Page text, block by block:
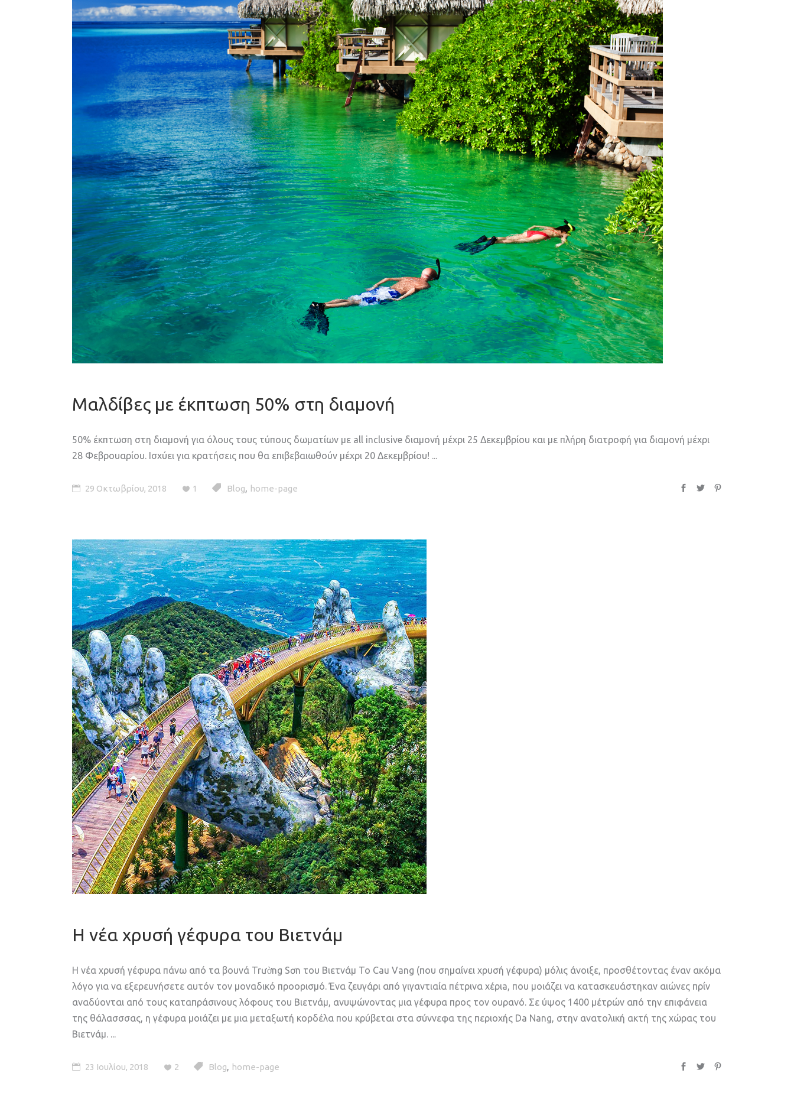
Μαλδίβες με έκπτωση 50% στη διαμονή
50% έκπτωση στη διαμονή για όλους τους τύπους δωματίων με all inclusive διαμονή μέχρι 25 Δεκεμβρίου και με πλήρη διατροφή για διαμονή μέχρι
28 Φεβρουαρίου. Ισχύει για κρατήσεις που θα επιβεβαιωθούν μέχρι 20 Δεκεμβρίου!
29 Οκτωβρίου, 2018 1 Blog, home-page
Η νέα χρυσή γέφυρα του Βιετνάμ
Η νέα χρυσή γέφυρα πάνω από τα βουνά Trường Sơn του Βιετνάμ Το Cau Vang (που σημαίνει χρυσή γέφυρα) μόλις άνοιξε, προσθέτοντας έναν ακόμα
λόγο για να εξερευνήσετε αυτόν τον μοναδικό προορισμό. Ένα ζευγάρι από γιγαντιαία πέτρινα χέριa, που μοιάζει να κατασκευάστηκαν αιώνες πρίν
αναδύονται από τους καταπράσινους λόφους του Βιετνάμ, ανυψώνοντας μια γέφυρα προς τον ουρανό. Σε ύψος 1400 μέτρών από την επιφάνεια
της θάλασσσας, η γέφυρα μοιάζει με μια μεταξωτή κορδέλα που κρύβεται στα σύννεφα της περιοχής Da Nang, στην ανατολική ακτή της χώρας του
Βιετνάμ.
23 Ιουλίου, 2018 2 Blog, home-page